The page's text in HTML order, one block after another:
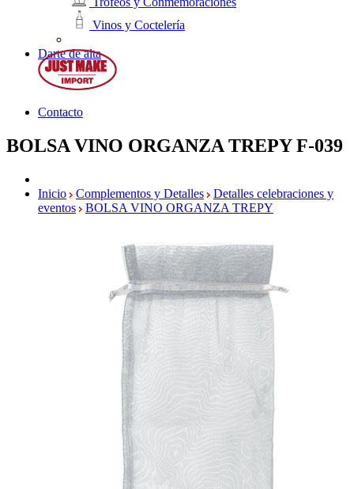
Vinos y Coctelería
Darte de alta
Contacto
BOLSA VINO ORGANZA TREPYF-039
Inicio Complementos y Detalles
Detalles celebraciones y
eventos
BOLSA VINO ORGANZA TREPY